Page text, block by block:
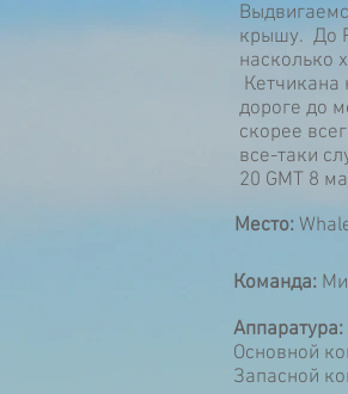
крышу. До
насколько
Кетчикана
дороге до
скорее
все-таки
20 GMT 8
Место:
Команда:
Аппаратура:
Основной
Запасной